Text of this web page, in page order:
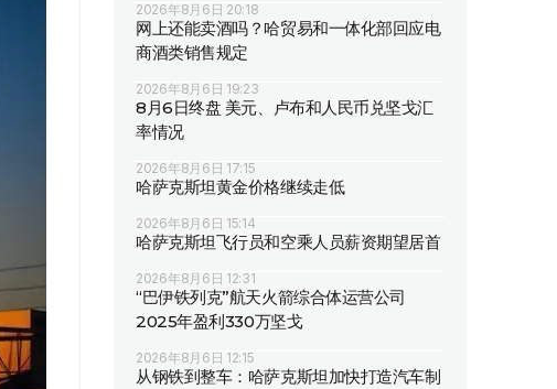
2026年8月6日 20:18
网上还能卖酒吗？哈贸易和一体化部回应电
商酒类销售规定
2026年8月6日 19:23
8月6日终盘 美元、卢布和人民币兑坚戈汇
率情况
2026年8月6日 17:15
哈萨克斯坦黄金价格继续走低
2026年8月6日 15:14
哈萨克斯坦飞行员和空乘人员薪资期望居首
2026年8月6日 12:31
“巴伊铁列克”航天火箭综合体运营公司
2025年盈利330万坚戈
2026年8月6日 12:15
从钢铁到整车：哈萨克斯坦加快打造汽车制